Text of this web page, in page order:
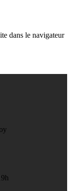
dans le navigateur